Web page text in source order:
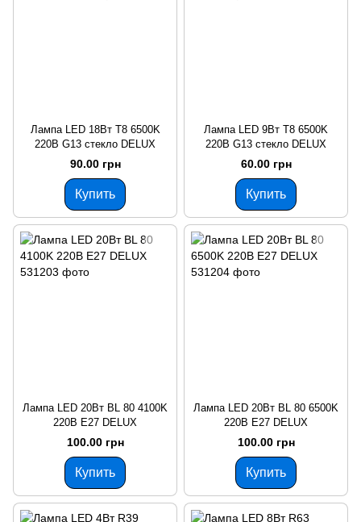
Лампа LED 18Вт T8 6500K
220В G13 стекло DELUX
90.00 грн
Купить
Лампа LED 9Вт T8 6500K
220В G13 стекло DELUX
60.00 грн
Купить
Лампа LED 20Вт BL 80 4100K
220В E27 DELUX
100.00 грн
Купить
Лампа LED 20Вт BL 80 6500K
220В E27 DELUX
100.00 грн
Купить